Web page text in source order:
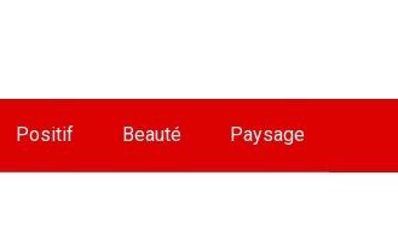
Positif Beauté Paysage